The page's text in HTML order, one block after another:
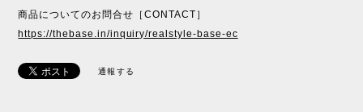
商品についてのお問合せ［CONTACT］
https://thebase.in/inquiry/realstyle-base-ec
通報する